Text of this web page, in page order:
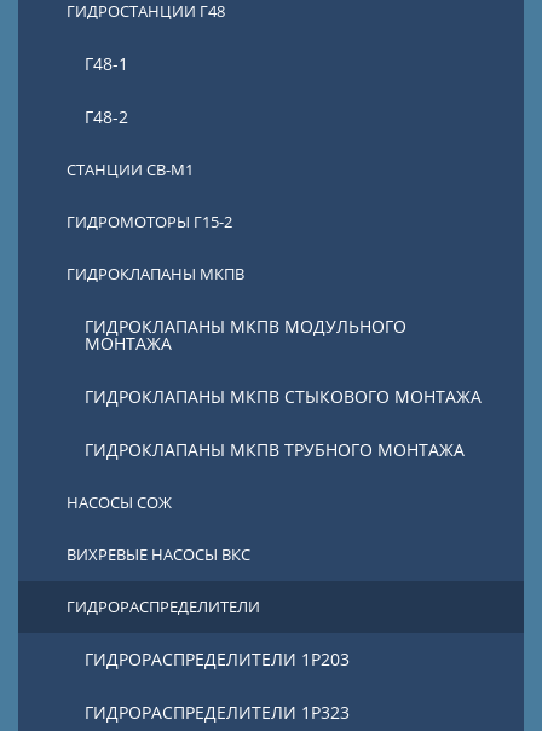
ГИДРОСТАНЦИИ Г48
Г48-1
Г48-2
СТАНЦИИ СВ-М1
ГИДРОМОТОРЫ Г15-2
ГИДРОКЛАПАНЫ МКПВ
ГИДРОКЛАПАНЫ МКПВ МОДУЛЬНОГО
МОНТАЖА
ГИДРОКЛАПАНЫ МКПВ СТЫКОВОГО МОНТАЖА
ГИДРОКЛАПАНЫ МКПВ ТРУБНОГО МОНТАЖА
НАСОСЫ СОЖ
ВИХРЕВЫЕ НАСОСЫ ВКС
ГИДРОРАСПРЕДЕЛИТЕЛИ
ГИДРОРАСПРЕДЕЛИТЕЛИ 1Р203
ГИДРОРАСПРЕДЕЛИТЕЛИ 1Р323